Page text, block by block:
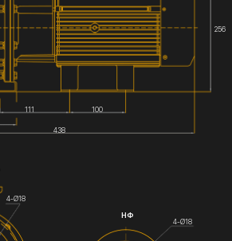
256
111
100
438
НФ
4-Ø18
4-Ø18